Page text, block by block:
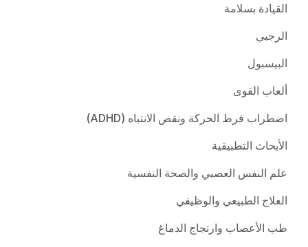
القيادة بسلامة
الرجبي
البيسبول
ألعاب القوى
اضطراب فرط الحركة ونقص الانتباه (ADHD)
الأبحاث التطبيقية
علم النفس العصبي والصحة النفسية
العلاج الطبيعي والوظيفي
طب الأعصاب وارتجاج الدماغ